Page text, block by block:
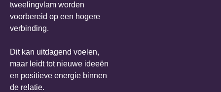
tweelingvlam worden
voorbereid op een hogere
verbinding.
Dit kan uitdagend voelen,
maar leidt tot nieuwe ideeën
en positieve energie binnen
de relatie.